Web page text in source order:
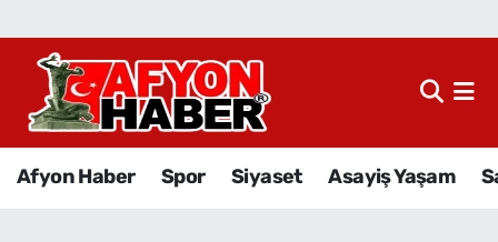
Afyon Haber Spor Siyaset Asayiş Yaşam
Afyon Haber